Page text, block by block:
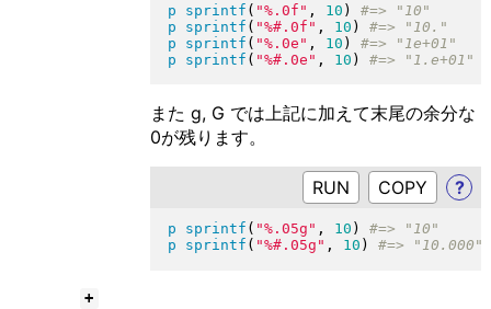
p sprintf ( "%.0f " , 10 )
p
sprintf ( "%#.0f " , 10 )
p
sprintf ( "%.0e " , 10 )
p
sprintf ( "%#.0e " , 10 )
また g, G では上記に加えて末尾の余分な
0が残ります。
RUN ?
p sprintf ( "%.05g " , 10 )
p
sprintf ( "%#.05g " , 10 )
+